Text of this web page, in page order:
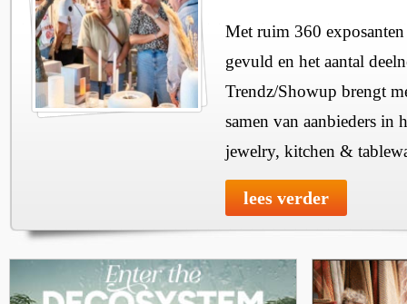
Met ruim 360
gevuld en het aantal
Trendz/Showup brengt
samen van aanbieders in
jewelry, kitchen &
lees verder